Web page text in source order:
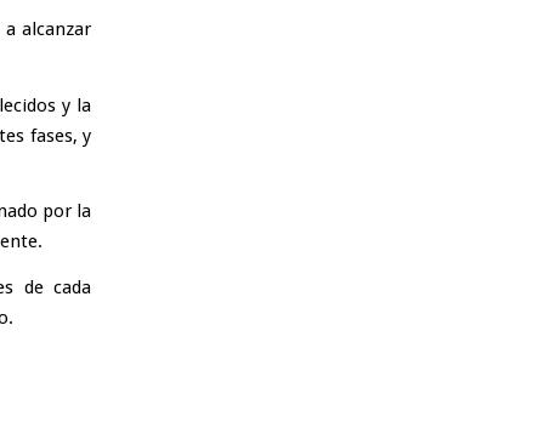
alcanzar
y la
fases, y
por la
de cada